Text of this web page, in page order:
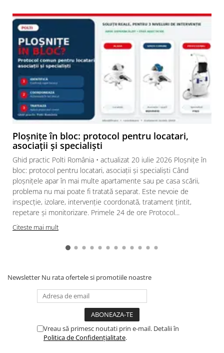
Ploșnițe în bloc: protocol pentru locatari,
asociații și specialiști
Ghid practic Polti România • actualizat 20 iulie 2026 Ploșnițe în
bloc: protocol pentru locatari, asociații și specialiști Când
ploșnițele apar în mai multe apartamente sau pe casa scării,
problema nu mai poate fi tratată separat. Este nevoie de
inspecție, izolare, intervenție coordonată, tratament țintit,
repetare și monitorizare. Primele 24 de ore Protocol...
Citeste mai mult
Newsletter Nu rata ofertele si promotiile noastre
Vreau să primesc noutati prin e-mail. Detalii în
Politica de Confidențialitate.